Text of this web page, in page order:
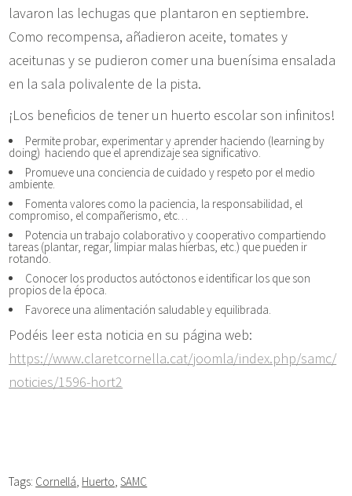
lavaron las lechugas que plantaron en septiembre.
Como recompensa, añadieron aceite, tomates y
aceitunas y se pudieron comer una buenísima ensalada
en la sala polivalente de la pista.
¡Los beneficios de tener un huerto escolar son infinitos!
Permite probar, experimentar y aprender haciendo (learning by
doing) haciendo que el aprendizaje sea significativo.
Promueve una conciencia de cuidado y respeto por el medio
ambiente.
Fomenta valores como la paciencia, la responsabilidad, el
compromiso, el compañerismo, etc…
Potencia un trabajo colaborativo y cooperativo compartiendo
tareas (plantar, regar, limpiar malas hierbas, etc.) que pueden ir
rotando.
Conocer los productos autóctonos e identificar los que son
propios de la época.
Favorece una alimentación saludable y equilibrada.
Podéis leer esta noticia en su página web:
https://www.claretcornella.cat/joomla/index.php/samc/
noticies/1596-hort2
Tags: Cornellá, Huerto,SAMC